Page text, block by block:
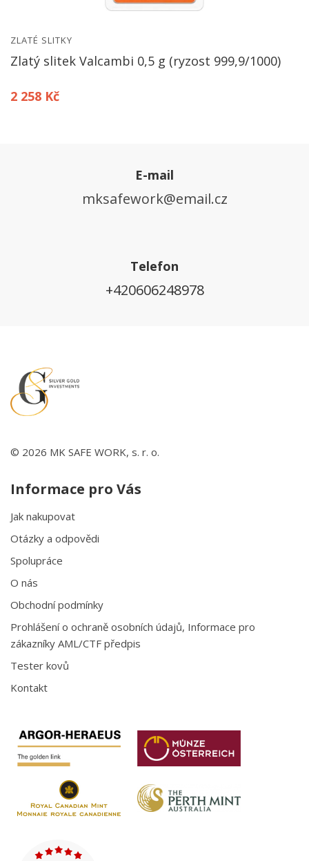
ZLATÉ SLITKY
Zlatý slitek Valcambi 0,5 g (ryzost 999,9/1000)
2 258 Kč
E-mail
mksafework@email.cz
Telefon
+420606248978
© 2026 MK SAFE WORK, s. r. o.
Informace pro Vás
Jak nakupovat
Otázky a odpovědi
Spolupráce
O nás
Obchodní podmínky
Prohlášení o ochraně osobních údajů, Informace pro
zákazníky AML/CTF předpis
Tester kovů
Kontakt